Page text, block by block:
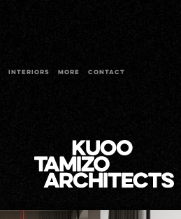
INTERIORS MORE CONTACT